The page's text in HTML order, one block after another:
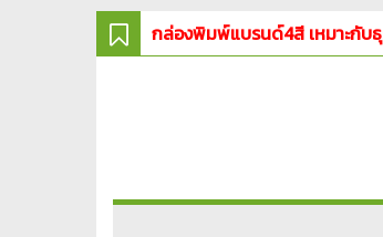
กล่องพิมพ์แบรนด์4สี เหมาะกับ